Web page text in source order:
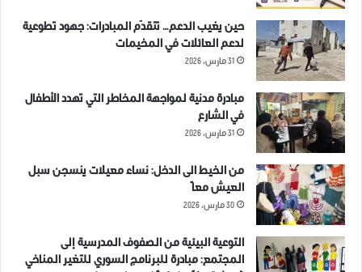
في "اخبار عاجلة"
في "اخبار عاجلة"
قصف مدفعي يستهدف الاحياء
السكنية في مدينة عفرين بريف
30 أغسطس، 2021
في "اخبار عاجلة"
سوريا عفرين قصف
حين يغيب الدعم… تتقدّم المبادرات: جهود تطوعية
لدعم العائلات في المخيمات
31 مارس، 2026
مبادرة مدنية لمواجهة المخاطر التي تهدد الأطفال
في الشارع
31 مارس، 2026
من الخيط الى الدخل: نساء معيلات ينسجن سبل
العيش معاً
30 مارس، 2026
التوعية البيئية من الصفوف المدرسية إلى
المجتمع: مبادرة للبرنامج السوري للتغير المناخي